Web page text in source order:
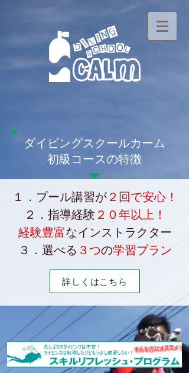
ダイビングスクールカーム
初級コースの特徴
１．プール講習が ２回で安心！
２．指導経験 ２０年以上！
経験豊富なインストラクター
​３．選べる ３つの学習プラン
詳しくはこちら